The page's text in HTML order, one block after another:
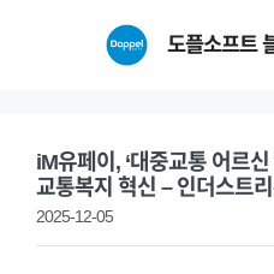
도플소프트
iM유페이, ‘대중교통 어르
교통복지 혁신 – 인더스트
2025-12-05